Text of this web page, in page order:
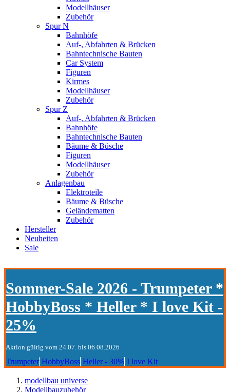
Modellhäuser
Zubehör
Spur N
Bahnhöfe
Auf-, Abfahrten & Brücken
Bahntechnische Bauten
Car System
Figuren
Kirmes
Modellhäuser
Zubehör
Spur Z
Auf-, Abfahrten & Brücken
Bahnhöfe
Bahntechnische Bauten
Bäume & Büsche
Figuren
Modellhäuser
Zubehör
Anlagenbau
Elektroteile
Bäume & Büsche
Geländematten
Zubehör
Hersteller
Neuheiten
Sale
Sommer-Sale 2026 - Trumpeter *
HobbyBoss * Heller * I love Kit -
25%
Aktion gültig vom 24.07. bis 06.08.2026
Trumpeter HobbyBoss Heller - 30% I love Kit
modellbau universe
Modellbauzubehör